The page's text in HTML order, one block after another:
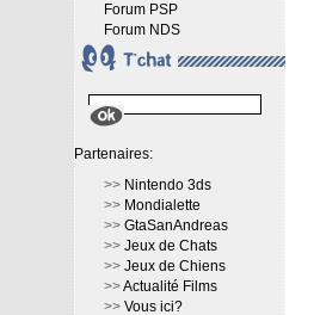
Forum PSP
Forum NDS
Partenaires:
>> Nintendo 3ds
>> Mondialette
>> GtaSanAndreas
>> Jeux de Chats
>> Jeux de Chiens
>>Actualité Films
>> Vous ici?